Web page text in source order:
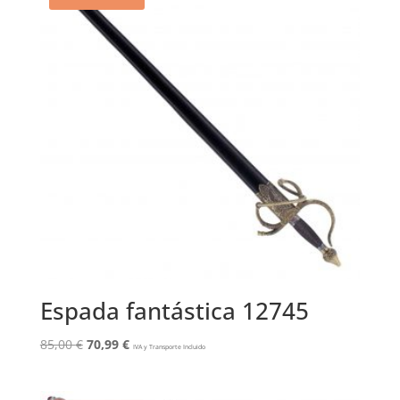
Espada fantástica 12745
85,00€ El
70,99 €ElIVA y Transporte Incluido